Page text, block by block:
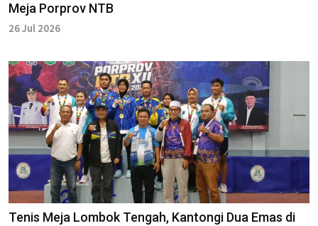
Meja Porprov NTB
26 Jul 2026
Tenis Meja Lombok Tengah, Kantongi Dua Emas di